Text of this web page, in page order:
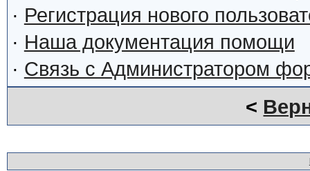
· Регистрация нового
· Наша документация помощи
· Связь с Администратором
<